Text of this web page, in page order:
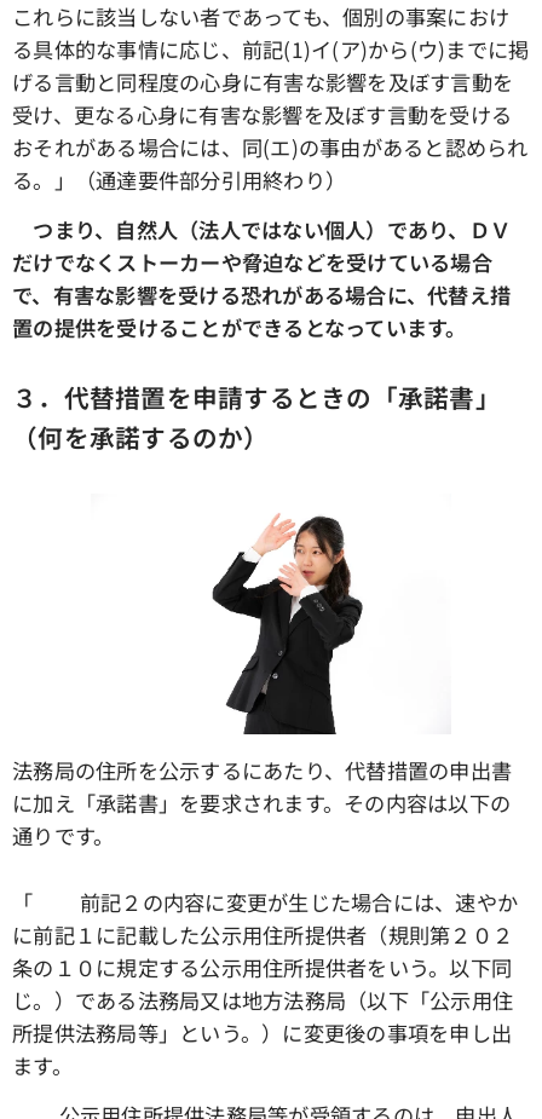
これらに該当しない者であっても、個別の事案におけ
る具体的な事情に応じ、前記(1)イ(ア)から(ウ)までに掲
げる言動と同程度の心身に有害な影響を及ぼす言動を
受け、更なる心身に有害な影響を及ぼす言動を受ける
おそれがある場合には、同(エ)の事由があると認められ
る。」（通達要件部分引用終わり）
つまり、自然人（法人ではない個人）であり、ＤＶ
だけでなくストーカーや脅迫などを受けている場合
で、有害な影響を受ける恐れがある場合に、代替え措
置の提供を受けることができるとなっています。
３．代替措置を申請するときの「承諾書」
（何を承諾するのか）
法務局の住所を公示するにあたり、代替措置の申出書
に加え「承諾書」を要求されます。その内容は以下の
通りです。
「☑ 前記２の内容に変更が生じた場合には、速やか
に前記１に記載した公示用住所提供者（規則第２０２
条の１０に規定する公示用住所提供者をいう。以下同
じ。）である法務局又は地方法務局（以下「公示用住
所提供法務局等」という。）に変更後の事項を申し出
ます。